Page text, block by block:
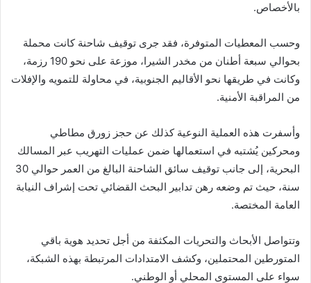
بالأخصاص.
وحسب المعطيات المتوفرة، فقد جرى توقيف شاحنة كانت محملة
بحوالي سبعة أطنان من مخدر الشيرا، موزعة على نحو 190 رزمة،
وكانت في طريقها نحو الأقاليم الجنوبية، في محاولة للتمويه والإفلات
من المراقبة الأمنية.
وأسفرت هذه العملية النوعية كذلك عن حجز زورق مطاطي
ومحركين يُشتبه في استعمالها ضمن عمليات التهريب عبر المسالك
البحرية، إلى جانب توقيف سائق الشاحنة البالغ من العمر حوالي 30
سنة، حيث تم وضعه رهن تدابير البحث القضائي تحت إشراف النيابة
العامة المختصة.
وتتواصل الأبحاث والتحريات المكثفة من أجل تحديد هوية باقي
المتورطين المحتملين، وكشف الامتدادات المرتبطة بهذه الشبكة،
سواء على المستوى المحلي أو الوطني.